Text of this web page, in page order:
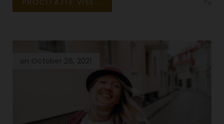
on October 26, 2021